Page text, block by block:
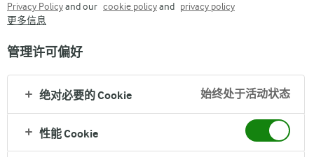
Privacy Policyand our cookie policyand privacy policy
更多信息
管理许可偏好
绝对必要的 Cookie 始终处于活动状态
性能 Cookie